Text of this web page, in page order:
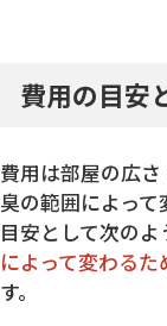
費用の目安
費用は部屋の広
臭の範囲によって
目安として次のよ
によって変わる
す。